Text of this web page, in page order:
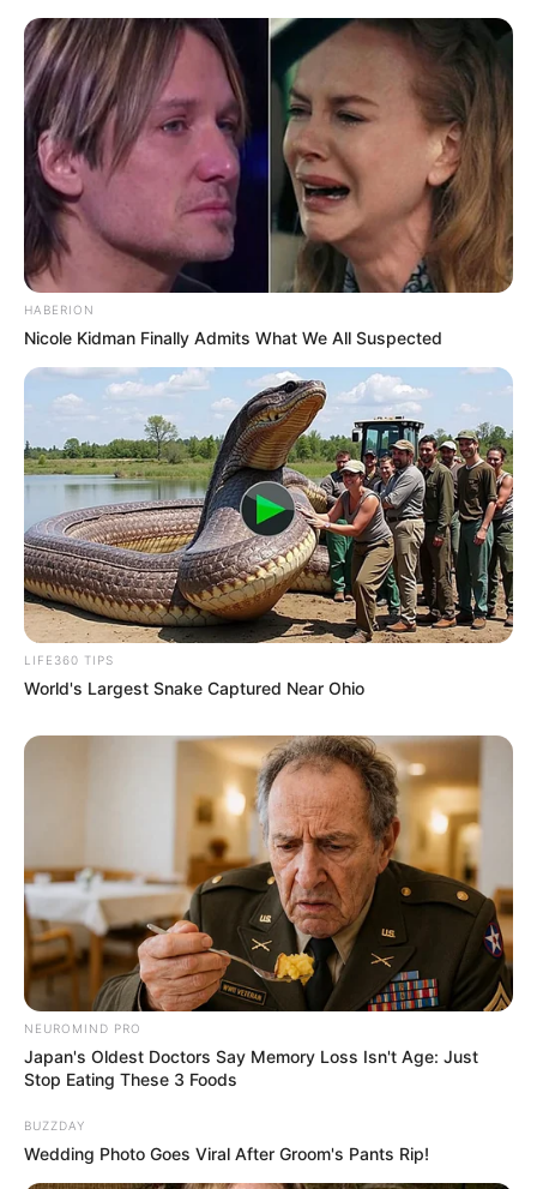
LIHAT ARTIKEL LAINNYA
HABERION
Nicole Kidman Finally Admits What We All Suspected
LIFE360 TIPS
World's Largest Snake Captured Near Ohio
NEUROMIND PRO
Japan's Oldest Doctors Say Memory Loss Isn't Age: Just
Stop Eating These 3 Foods
BUZZDAY
Wedding Photo Goes Viral After Groom's Pants Rip!